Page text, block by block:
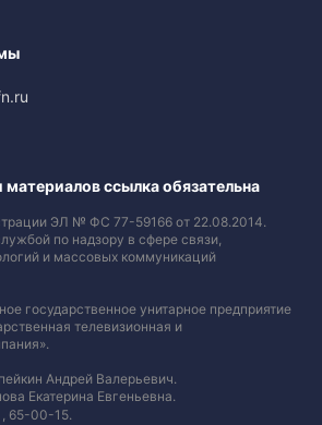
ссылка обязательна
ЭЛ № ФС 77-59166 от 22.08.2014.
по надзору в сфере связи,
и массовых коммуникаций
государственное унитарное предприятие
телевизионная и
Андрей Валерьевич.
Екатерина Евгеньевна.
65-00-15.